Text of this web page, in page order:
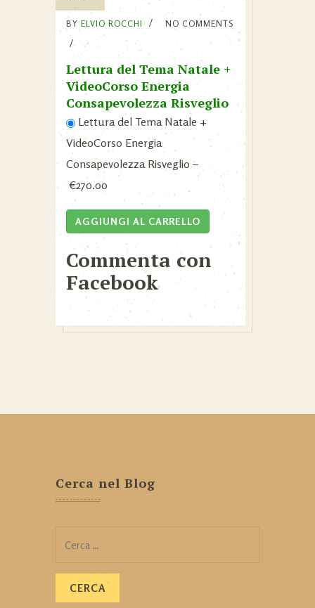
BY ELVIO ROCCHI NO COMMENTS
Lettura del Tema Natale +
VideoCorso Energia
Consapevolezza Risveglio
Lettura del Tema Natale +
VideoCorso Energia
Consapevolezza Risveglio –
€270.00
AGGIUNGI AL CARRELLO
Commenta con
Facebook
Cerca nel Blog